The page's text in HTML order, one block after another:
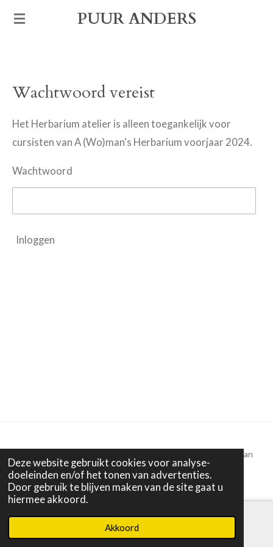
Deze website gebruikt cookies voor analyse-
doeleinden en/of het tonen van advertenties.
Door gebruik te blijven maken van de site gaat u
hiermee akkoord.
Akkoord
Ga
hoofdinhoud
PUUR ANDERS
Wachtwoord vereist
Het Herbarium atelier is alleen toegankelijk voor
cursisten van A (Wo)man's Herbarium voorjaar 2024.
Wachtwoord
Inloggen
Alle tekst en beelden © 2022 - 2025 Puur Anders | Miranda van
Dijk